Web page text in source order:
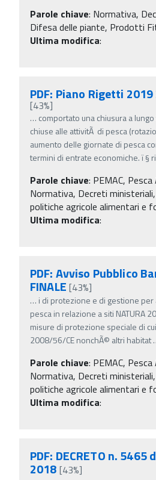
Parole chiave: Normativa,
Difesa delle piante, Prodotti
Ultima modifica:
PDF: Piano Rigetti
[43%]
… comportato una chiusura a
chiuse alle attivitÃ di pesca
aumento delle giornate di pesca
termini di entrate economiche. ï‚§ ri
Parole chiave: PEMAC,
Normativa, Decreti
politiche agricole alimentari e
Ultima modifica:
PDF: Avviso Pubblico
FINALE [43%]
… i di protezione e di gestione
pesca in relazione a siti NATURA
misure di protezione speciale di
2008/56/CE nonchÃ© altri habitat
Parole chiave: PEMAC,
Normativa, Decreti
politiche agricole alimentari e
Ultima modifica:
PDF: DECRETO n. 5465
2018 [43%]